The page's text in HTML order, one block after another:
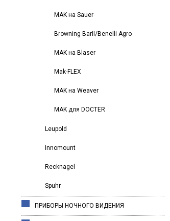
MAK на Sauer
Browning BarII/Benelli Agro
MAK на Blaser
Mak-FLEX
MAK на Weaver
MAK для DOCTER
Leupold
Innomount
Recknagel
Spuhr
ПРИБОРЫ НОЧНОГО ВИДЕНИЯ